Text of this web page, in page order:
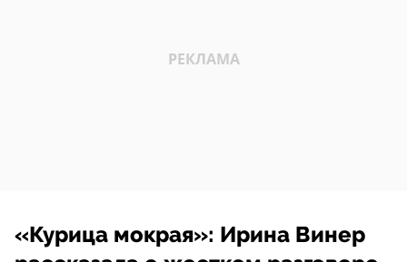
«Курица мокрая»: Ирина Винер